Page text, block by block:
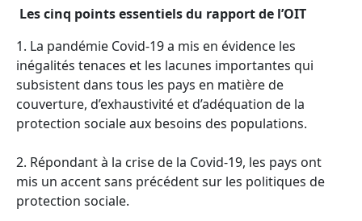
Les cinq points essentiels du rapport de l’OIT
1. La pandémie Covid-19 a mis en évidence les
inégalités tenaces et les lacunes importantes qui
subsistent dans tous les pays en matière de
couverture, d’exhaustivité et d’adéquation de la
protection sociale aux besoins des populations.
2. Répondant à la crise de la Covid-19, les pays ont
mis un accent sans précédent sur les politiques de
protection sociale.